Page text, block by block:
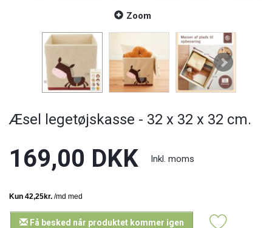
Zoom
Æsel legetøjskasse - 32 x 32 x 32 cm.
169,00 DKK Inkl. moms
Få besked når produktet kommer igen